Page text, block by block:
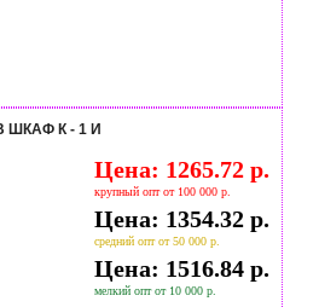
ШКАФ К - 1 И
Цена: 1265.72 р.
крупный опт от 100 000 р.
Цена: 1354.32 р.
средний опт от 50 000 р.
Цена: 1516.84 р.
мелкий опт от 10 000 р.